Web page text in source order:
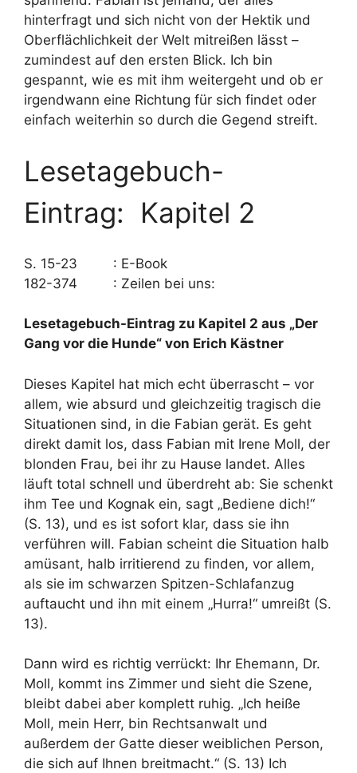
hinterfragt und sich nicht von der Hektik und
Oberflächlichkeit der Welt mitreißen lässt –
zumindest auf den ersten Blick. Ich bin
gespannt, wie es mit ihm weitergeht und ob er
irgendwann eine Richtung für sich findet oder
einfach weiterhin so durch die Gegend streift.
Lesetagebuch-
Eintrag: Kapitel 2
S. 15-23 : E-Book
182-374 : Zeilen bei uns:
Lesetagebuch-Eintrag zu Kapitel 2 aus „Der
Gang vor die Hunde“ von Erich Kästner
Dieses Kapitel hat mich echt überrascht – vor
allem, wie absurd und gleichzeitig tragisch die
Situationen sind, in die Fabian gerät. Es geht
direkt damit los, dass Fabian mit Irene Moll, der
blonden Frau, bei ihr zu Hause landet. Alles
läuft total schnell und überdreht ab: Sie schenkt
ihm Tee und Kognak ein, sagt „Bediene dich!“
(S. 13), und es ist sofort klar, dass sie ihn
verführen will. Fabian scheint die Situation halb
amüsant, halb irritierend zu finden, vor allem,
als sie im schwarzen Spitzen-Schlafanzug
auftaucht und ihn mit einem „Hurra!“ umreißt (S.
13).
Dann wird es richtig verrückt: Ihr Ehemann, Dr.
Moll, kommt ins Zimmer und sieht die Szene,
bleibt dabei aber komplett ruhig. „Ich heiße
Moll, mein Herr, bin Rechtsanwalt und
außerdem der Gatte dieser weiblichen Person,
die sich auf Ihnen breitmacht.“ (S. 13) Ich